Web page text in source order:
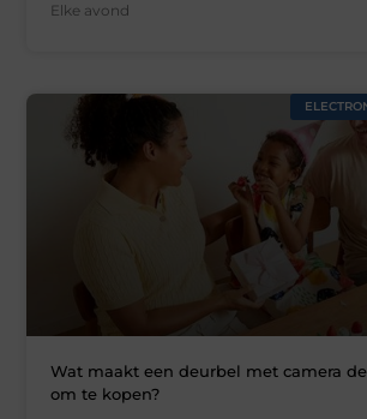
Elke avond
Wat maakt een deurbel met camera
om te kopen?